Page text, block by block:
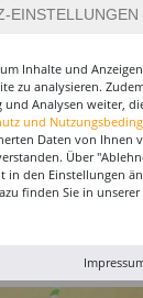
20
NEU
Profi-
Inhalte und
zu analysieren.
und Analysen weiter,
und
Daten von
Über
in den Einstellungen
finden Sie in unserer